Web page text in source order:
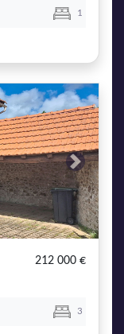
1
Next
212 000 €
3